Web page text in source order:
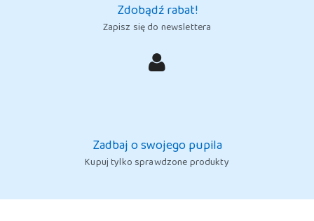
Zdobądź rabat!
Zapisz się do newslettera
Zadbaj o swojego pupila
Kupuj tylko sprawdzone produkty